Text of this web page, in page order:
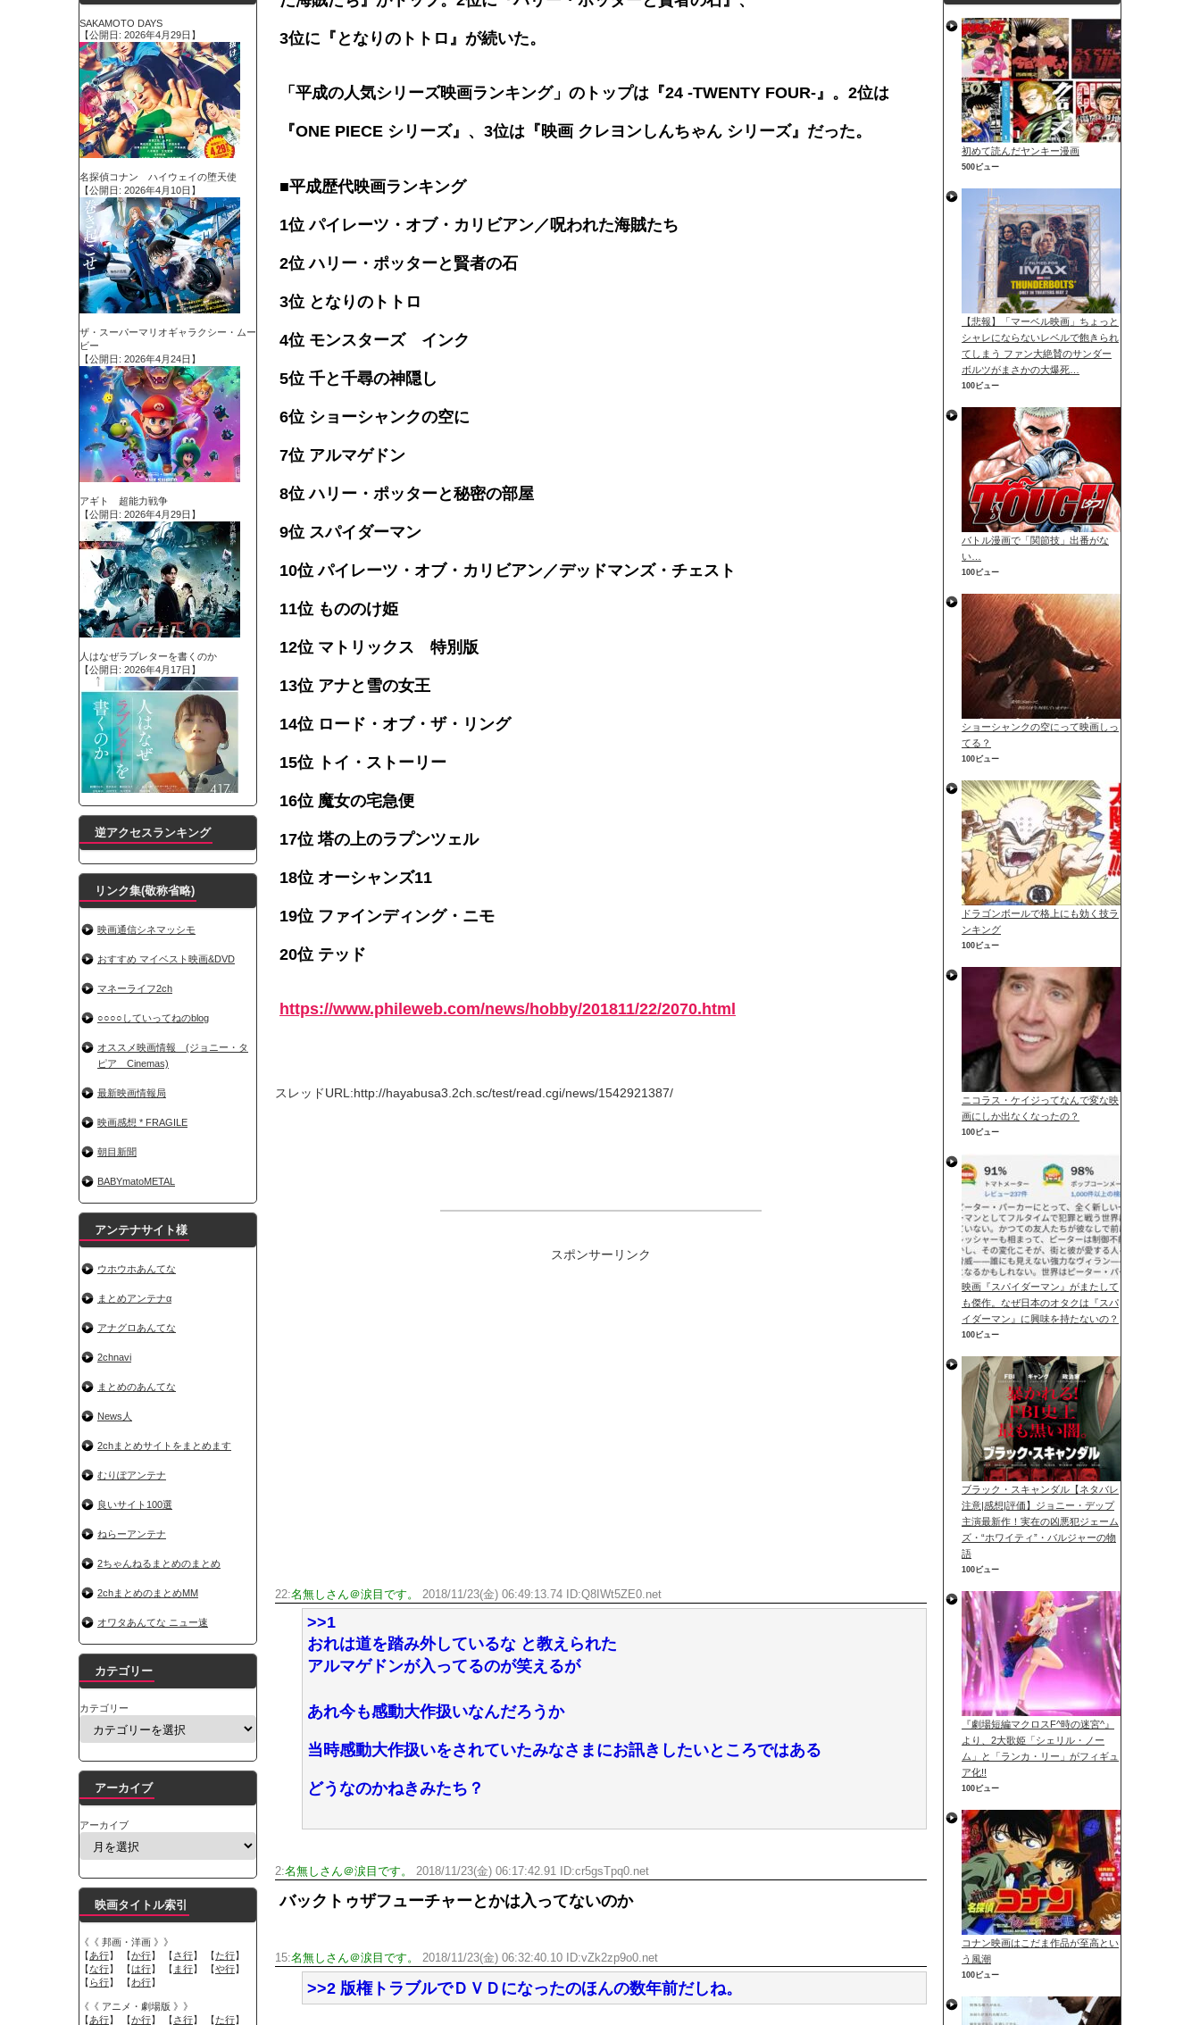
3位に『となりのトトロ』が続いた。
「平成の人気シリーズ映画ランキング」のトップは『24 -TWENTY FOUR-』。2位は
『ONE PIECE シリーズ』、3位は『映画 クレヨンしんちゃん シリーズ』だった。
■平成歴代映画ランキング
1位 パイレーツ・オブ・カリビアン／呪われた海賊たち
2位 ハリー・ポッターと賢者の石
3位 となりのトトロ
4位 モンスターズ インク
5位 千と千尋の神隠し
6位 ショーシャンクの空に
7位 アルマゲドン
8位 ハリー・ポッターと秘密の部屋
9位 スパイダーマン
10位 パイレーツ・オブ・カリビアン／デッドマンズ・チェスト
11位 もののけ姫
12位 マトリックス 特別版
13位 アナと雪の女王
14位 ロード・オブ・ザ・リング
15位 トイ・ストーリー
16位 魔女の宅急便
17位 塔の上のラプンツェル
18位 オーシャンズ11
19位 ファインディング・ニモ
20位 テッド
https://www.phileweb.com/news/hobby/201811/22/2070.html
スレッドURL:http://hayabusa3.2ch.sc/test/read.cgi/news/1542921387/
スポンサーリンク
22:名無しさん＠涙目です。 2018/11/23(金) 06:49:13.74 ID:Q8IWt5ZE0.net
>>1
おれは道を踏み外しているな と教えられた
アルマゲドンが入ってるのが笑えるが
あれ今も感動大作扱いなんだろうか
当時感動大作扱いをされていたみなさまにお訊きしたいところではある
どうなのかねきみたち？
2:名無しさん＠涙目です。 2018/11/23(金) 06:17:42.91 ID:cr5gsTpq0.net
バックトゥザフューチャーとかは入ってないのか
15:名無しさん＠涙目です。 2018/11/23(金) 06:32:40.10 ID:vZk2zp9o0.net
>>2 版権トラブルでＤＶＤになったのほんの数年前だしね。
SAKAMOTO DAYS
【公開日: 2026年4月29日】
名探偵コナン ハイウェイの堕天使
【公開日: 2026年4月10日】
ザ・スーパーマリオギャラクシー・ムー
ビー
【公開日: 2026年4月24日】
アギト 超能力戦争
【公開日: 2026年4月29日】
人はなぜラブレターを書くのか
【公開日: 2026年4月17日】
逆アクセスランキング
リンク集(敬称省略)
映画通信シネマッシモ
おすすめ マイベスト映画&DVD
マネーライフ2ch
○○○○していってねのblog
オススメ映画情報 (ジョニー・タ
ピア Cinemas)
最新映画情報局
映画感想 * FRAGILE
朝目新聞
BABYmatoMETAL
アンテナサイト様
ウホウホあんてな
まとめアンテナα
アナグロあんてな
2chnavi
まとめのあんてな
News人
2chまとめサイトをまとめます
むりぽアンテナ
良いサイト100選
ねらーアンテナ
2ちゃんねるまとめのまとめ
2chまとめのまとめMM
オワタあんてな ニュー速
カテゴリー
カテゴリー
アーカイブ
アーカイブ
映画タイトル索引
《《 邦画・洋画 》》
【あ行】 【か行】 【さ行】 【た行】
【な行】 【は行】 【 ま行】 【や行】
【 ら行】 【わ行】
《《 アニメ・劇場版 》》
【あ行】 【か行】 【さ行】 【た行】
初めて読んだヤンキー漫画
500ビュー
【悲報】「マーベル映画」ちょっと
シャレにならないレベルで飽きられ
てしまう ファン大絶賛のサンダー
ボルツがまさかの大爆死…
100ビュー
バトル漫画で「関節技」出番がな
い…
100ビュー
ショーシャンクの空にって映画しっ
てる？
100ビュー
ドラゴンボールで格上にも効く技ラ
ンキング
100ビュー
ニコラス・ケイジってなんで変な映
画にしか出なくなったの？
100ビュー
映画『スパイダーマン』がまたして
も傑作。なぜ日本のオタクは『スパ
イダーマン』に興味を持たないの？
100ビュー
ブラック・スキャンダル【ネタバレ
注意|感想|評価】ジョニー・デップ
主演最新作！実在の凶悪犯ジェーム
ズ・“ホワイティ”・バルジャーの物
語
100ビュー
『劇場短編マクロスF^時の迷宮^』
より、2大歌姫「シェリル・ノー
ム」と「ランカ・リー」がフィギュ
ア化!!
100ビュー
コナン映画はこだま作品が至高とい
う風潮
100ビュー